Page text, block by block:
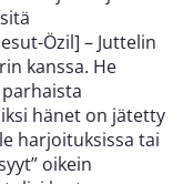
Özil] – Juttelin
kanssa. He
hänet on jätetty
harjoituksissa tai
oikein